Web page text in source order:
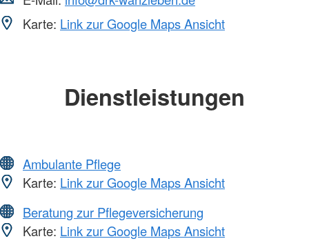
Karte: Link zur Google Maps Ansicht
Dienstleistungen
Ambulante Pflege
Karte: Link zur Google Maps Ansicht
Beratung zur Pflegeversicherung
Karte: Link zur Google Maps Ansicht